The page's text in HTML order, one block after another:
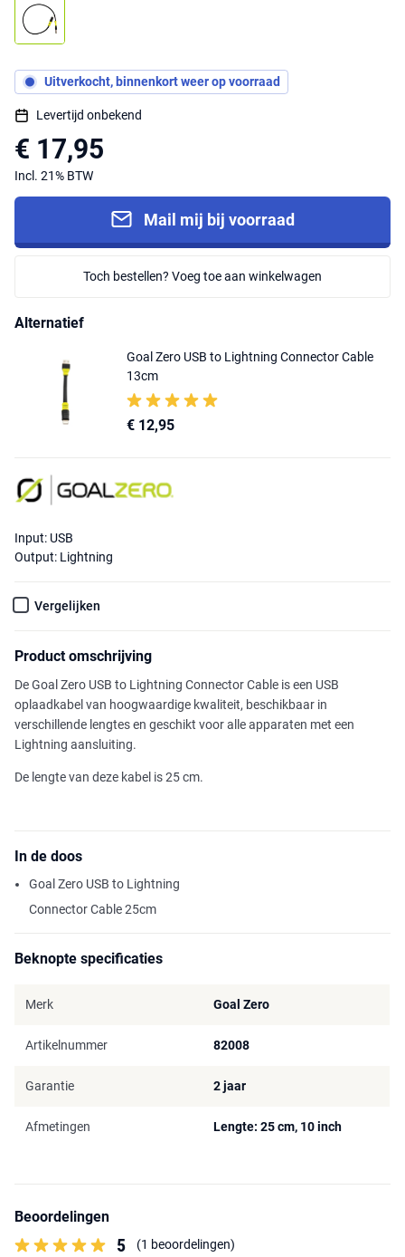
Uitverkocht, binnenkort weer op voorraad
Levertijd onbekend
€ 17,95
Incl. 21% BTW
Mail mij bij voorraad
Toch bestellen? Voeg toe aan winkelwagen
Alternatief
Goal Zero USB to Lightning Connector Cable
13cm
€ 12,95
Input: USB
Output: Lightning
Vergelijken
Product omschrijving
De Goal Zero USB to Lightning Connector Cable is een USB
oplaadkabel van hoogwaardige kwaliteit, beschikbaar in
verschillende lengtes en geschikt voor alle apparaten met een
Lightning aansluiting.
De lengte van deze kabel is 25 cm.
In de doos
Goal Zero USB to Lightning
Connector Cable 25cm
Beknopte specificaties
Merk Goal Zero
Artikelnummer 82008
Garantie 2 jaar
Afmetingen Lengte: 25 cm, 10 inch
Beoordelingen
5 (1 beoordelingen)